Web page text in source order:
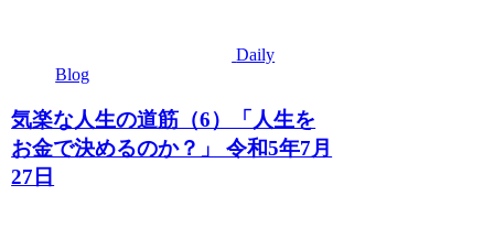
Daily
Blog
気楽な人生の道筋（6）「人生を
お金で決めるのか？」 令和5年7月
27日